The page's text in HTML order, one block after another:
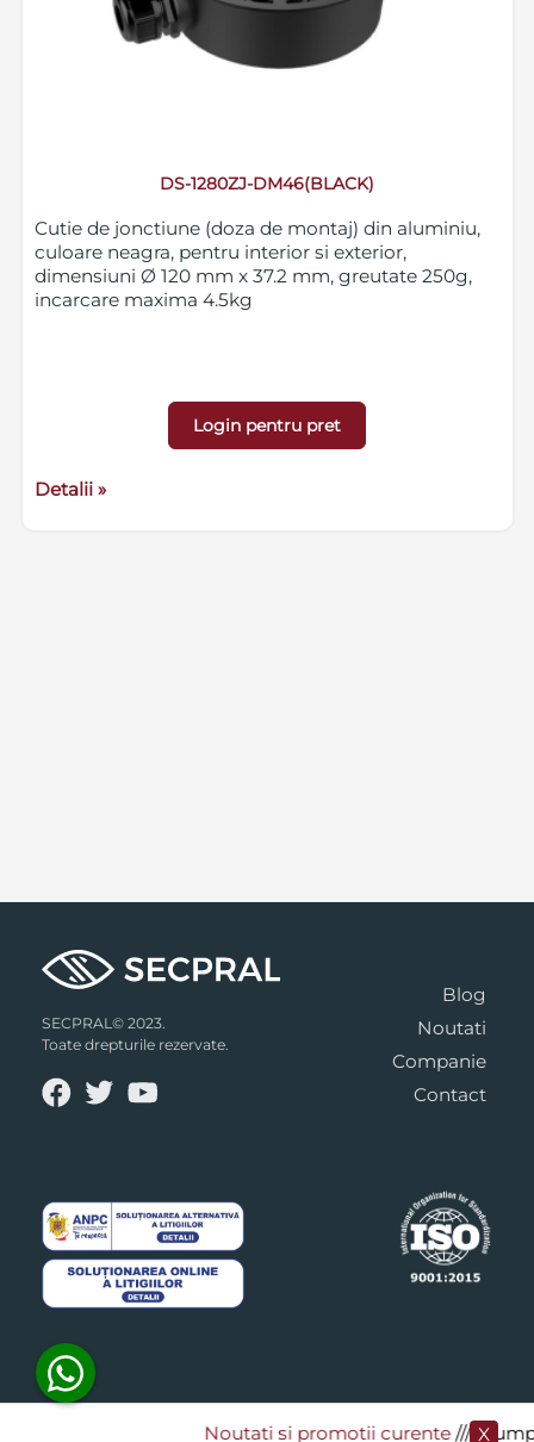
Noutati si promotii curente​/// X
DS-1280ZJ-DM46(BLACK)
Cutie de jonctiune (doza de montaj) din aluminiu,
culoare neagra, pentru interior si exterior,
dimensiuni Ø 120 mm x 37.2 mm, greutate 250g,
incarcare maxima 4.5kg
Login pentru pret
Detalii »
SECPRAL© 2023.
Toate drepturile rezervate.
Blog
Noutati
Companie
Contact